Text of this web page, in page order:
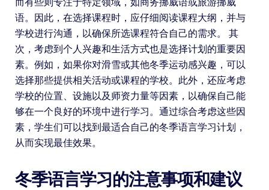
语。因此，在选择课程时，应仔细阅读课程大纲，并与
学校进行沟通，以确保所选课程符合自己的需求。 其
次，考虑到个人兴趣和生活方式也是选择计划的重要因
素。例如，如果你对滑雪或其他冬季运动感兴趣，可以
选择那些提供相关活动或课程的学校。此外，还应考虑
学校的位置、设施以及师资力量等因素，以确保自己能
够在一个良好的环境中进行学习。通过综合考虑这些因
素，学生们可以找到最适合自己的冬季语言学习计划，
从而实现最佳效果。
冬季语言学习的注意事项和建议